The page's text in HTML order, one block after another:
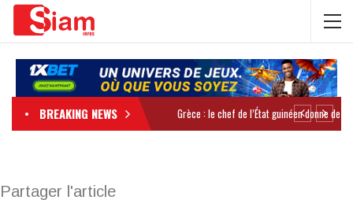
BREAKING NEWS
Partager l'article